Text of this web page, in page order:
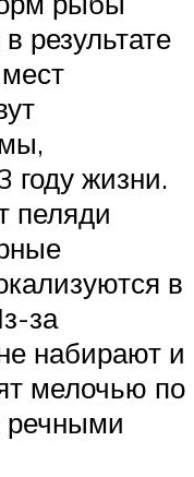
результате
году жизни.
пеляди
в
за
набирают и
мелочью по
речными